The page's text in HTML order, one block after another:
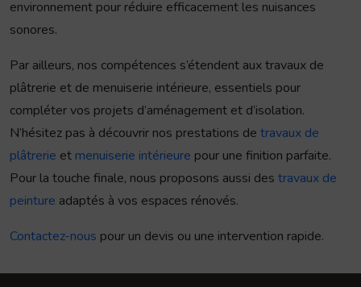
environnement pour réduire efficacement les nuisances
sonores.
Par ailleurs, nos compétences s’étendent aux travaux de
plâtrerie et de menuiserie intérieure, essentiels pour
compléter vos projets d’aménagement et d’isolation.
N’hésitez pas à découvrir nos prestations de travaux de
plâtrerie et menuiserie intérieure pour une finition parfaite.
Pour la touche finale, nous proposons aussi des travaux de
peinture adaptés à vos espaces rénovés.
Contactez-nous pour un devis ou une intervention rapide.